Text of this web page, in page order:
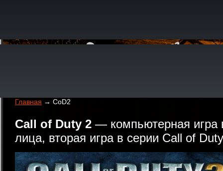
Главная → CoD2
Call of Duty 2 — компьютерная игра
лица, вторая игра в серии Call of